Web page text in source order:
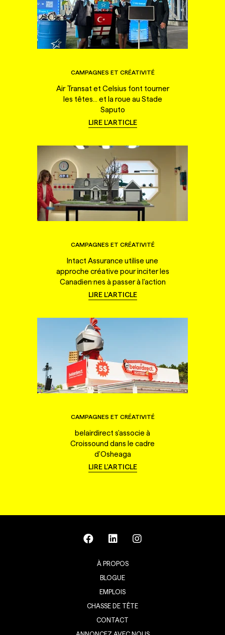
CAMPAGNES ET CRÉATIVITÉ
Air Transat et Celsius font tourner
les têtes... et la roue au Stade
Saputo
LIRE L'ARTICLE
CAMPAGNES ET CRÉATIVITÉ
Intact Assurance utilise une
approche créative pour inciter les
Canadien·nes à passer à l'action
LIRE L'ARTICLE
CAMPAGNES ET CRÉATIVITÉ
belairdirect s'associe à
Croissound dans le cadre
d'Osheaga
LIRE L'ARTICLE
À PROPOS
BLOGUE
EMPLOIS
CHASSE DE TÊTE
CONTACT